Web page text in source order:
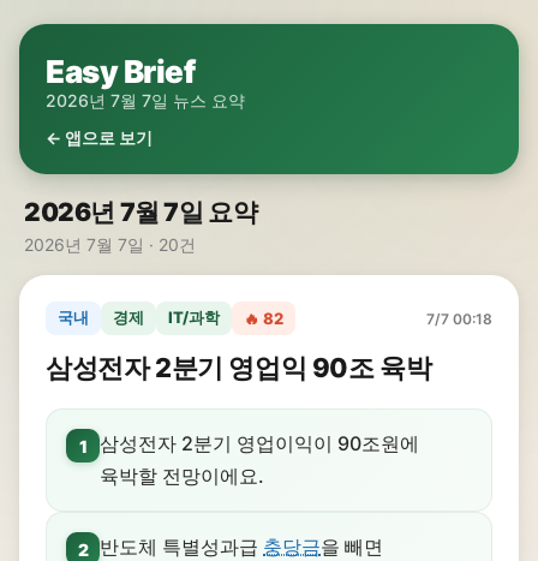
Easy Brief
2026년 7월 7일 뉴스 요약
← 앱으로 보기
2026년 7월 7일 요약
2026년 7월 7일 · 20건
국내 경제 IT/과학 🔥 82 7/7 00:18
삼성전자 2분기 영업익 90조 육박
1
삼성전자 2분기 영업이익이 90조원에
육박할 전망이에요.
2 반도체 특별성과급 충당금을 빼면